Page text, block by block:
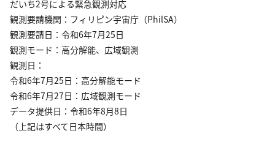
だいち2号による緊急観測対応
観測要請機関：フィリピン宇宙庁（PhilSA）
観測要請日：令和6年7月25日
観測モード：高分解能、広域観測
観測日：
令和6年7月25日：高分解能モード
令和6年7月27日：広域観測モード
データ提供日：令和6年8月8日
（上記はすべて日本時間）